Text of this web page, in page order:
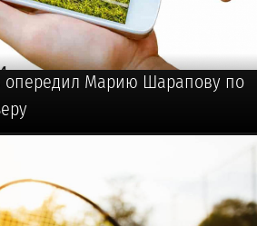
опередил Марию Шарапову по